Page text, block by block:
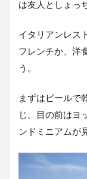
は友人としょっ
イタリアンレス
フレンチか、洋
う。
まずはビールで
じ。目の前はヨ
ンドミニアムが